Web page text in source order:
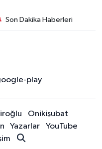
Son Dakika Haberleri
Onikişubat
Yazarlar
YouTube